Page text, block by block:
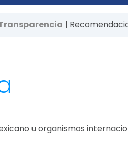
|
u organismos